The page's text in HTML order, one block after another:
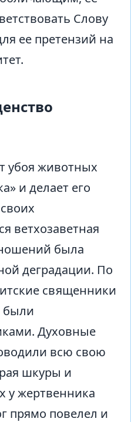
Слову
ее претензий на
убоя животных
и делает его
ветхозаветная
была
деградации. По
священники
были
Духовные
всю свою
шкуры и
у жертвенника
прямо повелел и